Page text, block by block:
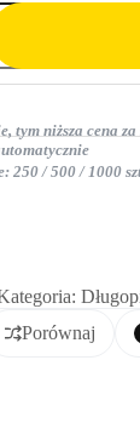
tym niższa cena za
250 / 500 / 1000
Porównaj